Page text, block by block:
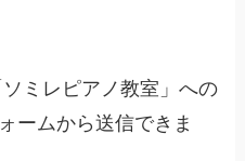
ミレピアノ教室」への
ームから送信できま